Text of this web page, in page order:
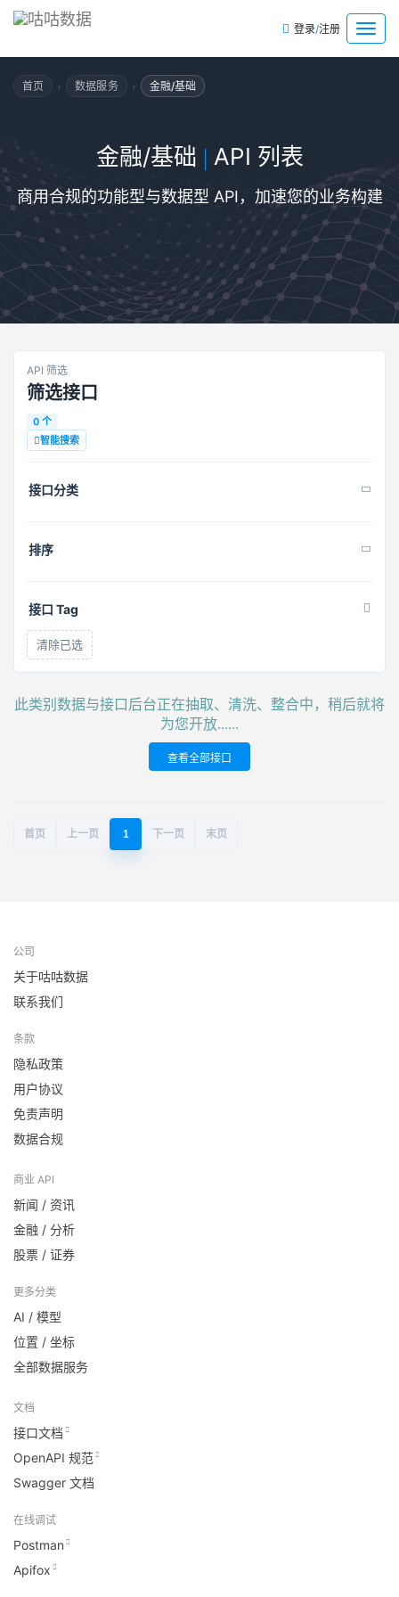
菜
单
登录/注册
首页 › 数据服务 › 金融/基础
金融/基础 | API 列表
商用合规的功能型与数据型 API，加速您的业务构建
API 筛选
筛选接口
0 个
智能搜索
接口分类
排序
接口 Tag
清除已选
此类别数据与接口后台正在抽取、清洗、整合中，稍后就将
为您开放......
查看全部接口
首页 上一页 1 下一页 末页
公司
关于咕咕数据
联系我们
条款
隐私政策
用户协议
免责声明
数据合规
商业 API
新闻 / 资讯
金融 / 分析
股票 / 证券
更多分类
AI / 模型
位置 / 坐标
全部数据服务
文档
接口文档
OpenAPI 规范
Swagger 文档
在线调试
Postman
Apifox